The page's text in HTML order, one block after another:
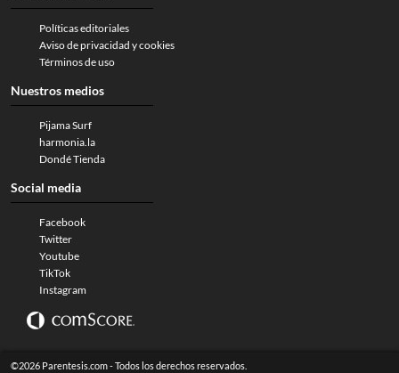
Políticas editoriales
Aviso de privacidad y cookies
Términos de uso
Nuestros medios
Pijama Surf
harmonia.la
Dondé Tienda
Social media
Facebook
Twitter
Youtube
TikTok
Instagram
©2026 Parentesis.com - Todos los derechos reservados.